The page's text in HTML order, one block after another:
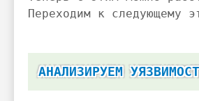
Переходим к следующему
АНАЛИЗИРУЕМ